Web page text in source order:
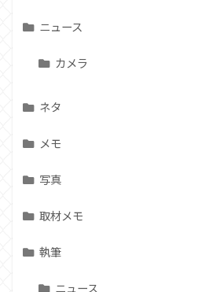
ニュース
カメラ
ネタ
メモ
写真
取材メモ
執筆
ニュース